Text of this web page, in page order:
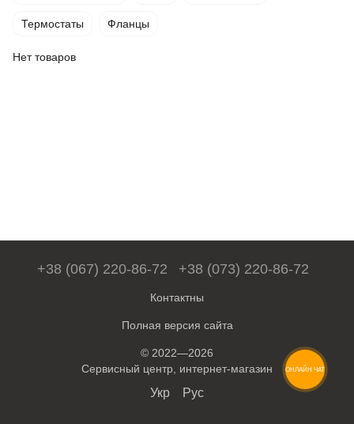
Термостаты Фланцы
Нет товаров
+38 (067) 220-86-72 +38 (073) 220-86-72
Контактны
Полная версия сайта
© 2022—2026
Сервисный центр, интернет-магазин
Укр Рус
ОНЛАЙН ЧАТ